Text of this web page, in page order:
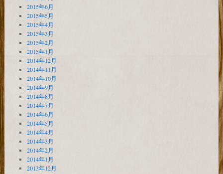
2015年6月
2015年5月
2015年4月
2015年3月
2015年2月
2015年1月
2014年12月
2014年11月
2014年10月
2014年9月
2014年8月
2014年7月
2014年6月
2014年5月
2014年4月
2014年3月
2014年2月
2014年1月
2013年12月